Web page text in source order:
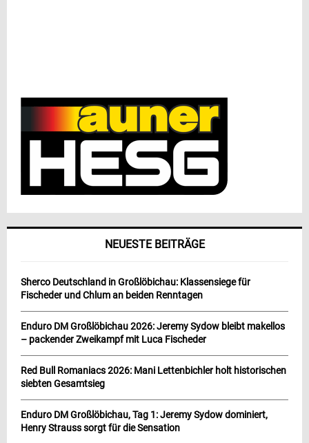
NEUESTE BEITRÄGE
Sherco Deutschland in Großlöbichau: Klassensiege für
Fischeder und Chlum an beiden Renntagen
Enduro DM Großlöbichau 2026: Jeremy Sydow bleibt makellos
– packender Zweikampf mit Luca Fischeder
Red Bull Romaniacs 2026: Mani Lettenbichler holt historischen
siebten Gesamtsieg
Enduro DM Großlöbichau, Tag 1: Jeremy Sydow dominiert,
Henry Strauss sorgt für die Sensation